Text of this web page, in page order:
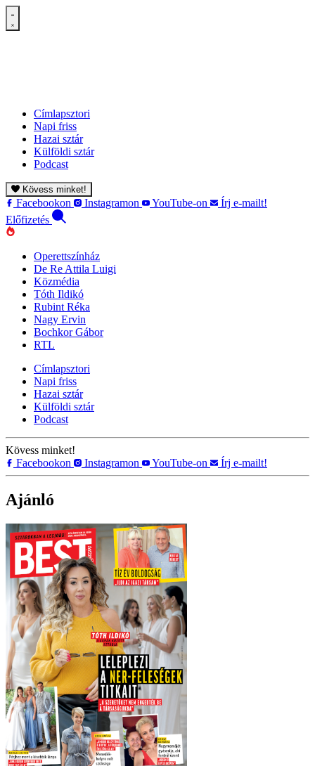
Címlapsztori
Napi friss
Hazai sztár
Külföldi sztár
Podcast
Kövess minket!
Facebookon Instagramon YouTube-on
Írj e-mailt!
Előfizetés
Operettszínház
De Re Attila Luigi
Közmédia
Tóth Ildikó
Rubint Réka
Nagy Ervin
Bochkor Gábor
RTL
Címlapsztori
Napi friss
Hazai sztár
Külföldi sztár
Podcast
Kövess minket!
Facebookon
Instagramon YouTube-on Írj e-mailt!
Ajánló